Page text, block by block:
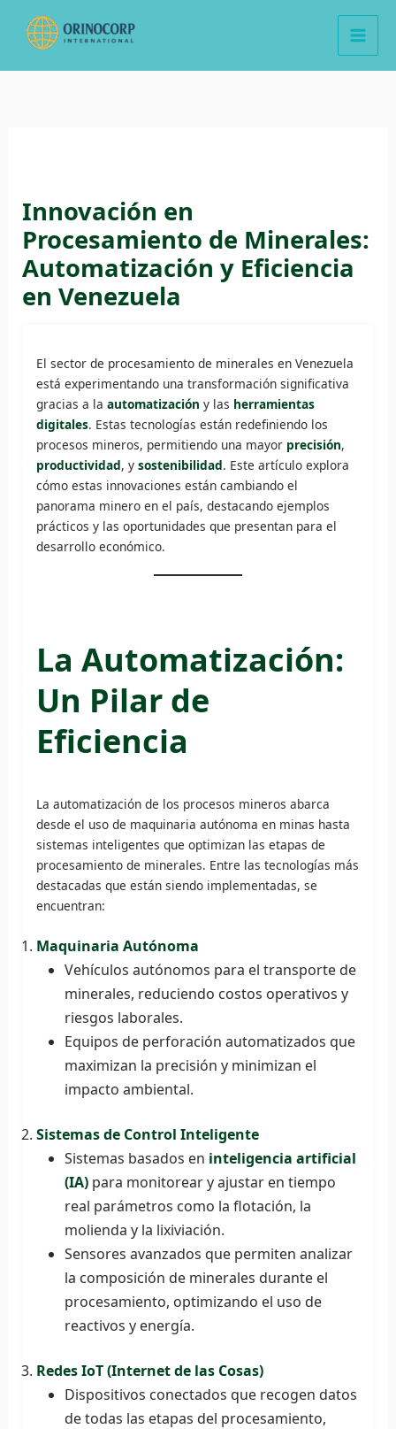
Innovación en
Procesamiento de Minerales:
Automatización y Eficiencia
en Venezuela
El sector de procesamiento de minerales en Venezuela
está experimentando una transformación significativa
gracias a la automatización y las herramientas
digitales. Estas tecnologías están redefiniendo los
procesos mineros, permitiendo una mayor precisión,
productividad, y sostenibilidad. Este artículo explora
cómo estas innovaciones están cambiando el
panorama minero en el país, destacando ejemplos
prácticos y las oportunidades que presentan para el
desarrollo económico.
La Automatización:
Un Pilar de
Eficiencia
La automatización de los procesos mineros abarca
desde el uso de maquinaria autónoma en minas hasta
sistemas inteligentes que optimizan las etapas de
procesamiento de minerales. Entre las tecnologías más
destacadas que están siendo implementadas, se
encuentran:
Maquinaria Autónoma
Vehículos autónomos para el transporte de
minerales, reduciendo costos operativos y
riesgos laborales.
Equipos de perforación automatizados que
maximizan la precisión y minimizan el
impacto ambiental.
Sistemas de Control Inteligente
Sistemas basados en inteligencia artificial
(IA)para monitorear y ajustar en tiempo
real parámetros como la flotación, la
molienda y la lixiviación.
Sensores avanzados que permiten analizar
la composición de minerales durante el
procesamiento, optimizando el uso de
reactivos y energía.
Redes IoT (Internet de las Cosas)
Dispositivos conectados que recogen datos
de todas las etapas del procesamiento,